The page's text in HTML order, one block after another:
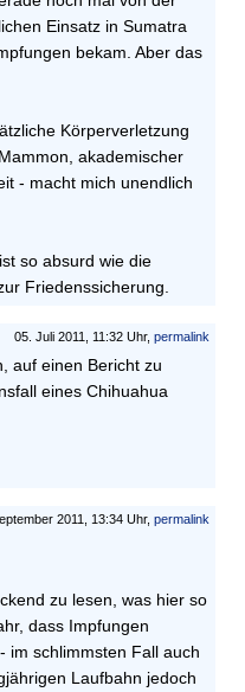
Einsatz in Sumatra
bekam. Aber das
Körperverletzung
akademischer
- macht mich unendlich
so absurd wie die
Friedenssicherung.
05. Juli 2011, 11:32 Uhr, permalink
auf einen Bericht zu
eines Chihuahua
2011, 13:34 Uhr, permalink
zu lesen, was hier so
dass Impfungen
im schlimmsten Fall auch
Laufbahn jedoch